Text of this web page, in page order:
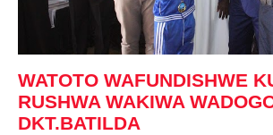
WATOTO WAFUNDISHWE
RUSHWA WAKIWA
DKT.BATILDA